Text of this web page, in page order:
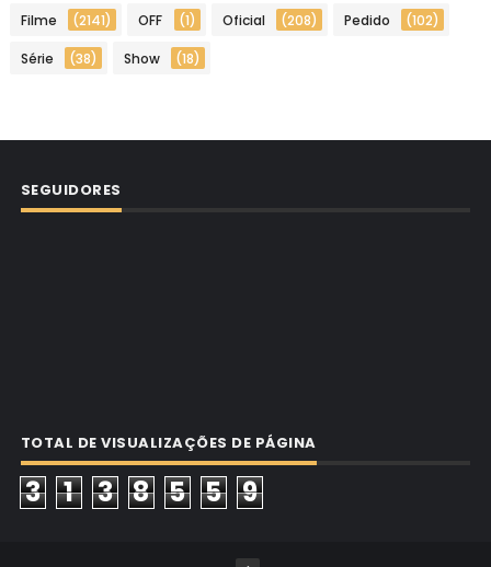
Filme (2141) OFF (1) Oficial (208) Pedido (102)
Série (38) Show (18)
SEGUIDORES
TOTAL DE VISUALIZAÇÕES DE PÁGINA
3 1 3 8 5 5 9